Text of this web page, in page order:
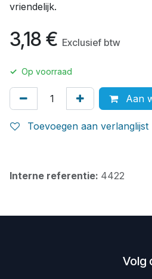
vriendelijk.
3,18 € Exclusief btw
✓ Op voorraad
Aan
Toevoegen aan verlanglijst
Interne referentie: 4422
Volg